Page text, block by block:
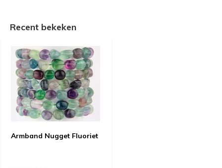
Recent bekeken
Armband Nugget Fluoriet